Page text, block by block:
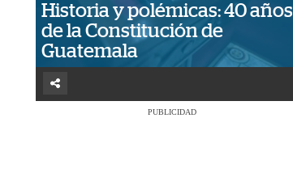
Historia y polémicas: 40 años
de la Constitución de
Guatemala
PUBLICIDAD